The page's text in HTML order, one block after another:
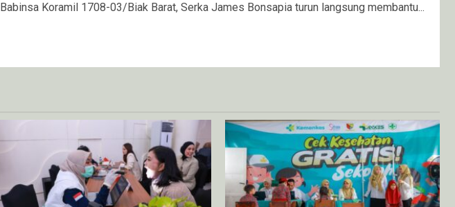
Babinsa Koramil 1708-03/Biak Barat, Serka James Bonsapia turun langsung membantu...